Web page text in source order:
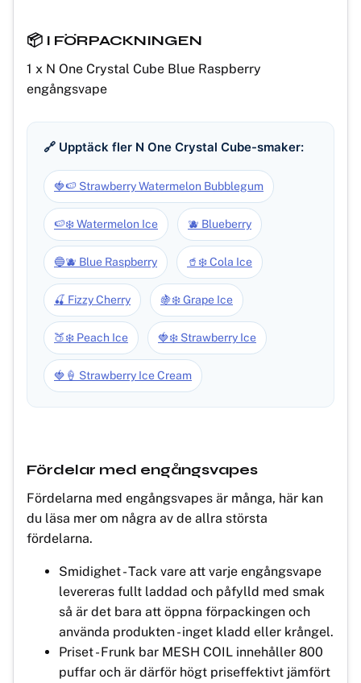
📦 I FÖRPACKNINGEN
1 x N One Crystal Cube Blue Raspberry
engångsvape
🔗 Upptäck fler N One Crystal Cube-smaker:
🍓🍉 Strawberry Watermelon Bubblegum
🍉❄️ Watermelon Ice 🫐 Blueberry
🔵🫐 Blue Raspberry 🥤❄️ Cola Ice
🍒 Fizzy Cherry 🍇❄️ Grape Ice
🍑❄️ Peach Ice 🍓❄️ Strawberry Ice
🍓🍦 Strawberry Ice Cream
Fördelar med engångsvapes
Fördelarna med engångsvapes är många, här kan
du läsa mer om några av de allra största
fördelarna.
Smidighet - Tack vare att varje engångsvape
levereras fullt laddad och påfylld med smak
så är det bara att öppna förpackingen och
använda produkten - inget kladd eller krångel.
Priset - Frunk bar MESH COIL innehåller 800
puffar och är därför högt priseffektivt jämfört